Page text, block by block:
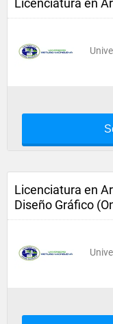
Licenciatura en
Licenciatura en
Diseño Gráfico